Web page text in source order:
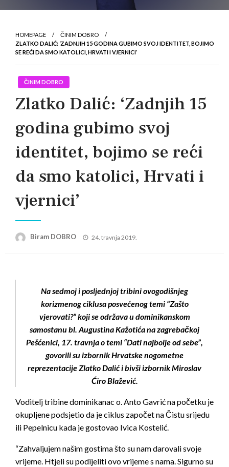
HOMEPAGE
ČINIM DOBRO
ZLATKO DALIĆ: ‘ZADNJIH 15 GODINA GUBIMO SVOJ IDENTITET, BOJIMO
SE REĆI DA SMO KATOLICI, HRVATI I VJERNICI’
ČINIM DOBRO
Zlatko Dalić: ‘Zadnjih 15
godina gubimo svoj
identitet, bojimo se reći
da smo katolici, Hrvati i
vjernici’
Biram DOBRO
Posted
24. travnja 2019.
Na sedmoj i posljednjoj tribini ovogodišnjeg
korizmenog ciklusa posvećenog temi “Zašto
vjerovati?” koji se održava u dominikanskom
samostanu bl. Augustina Kažotića na zagrebačkoj
Pešćenici, 17. travnja o temi “Dati najbolje od sebe”,
govorili su izbornik Hrvatske nogometne
reprezentacije Zlatko Dalić i bivši izbornik Miroslav
Ćiro Blažević.
Voditelj tribine dominikanac o. Anto Gavrić na početku je
okupljene podsjetio da je ciklus započet na Čistu srijedu
ili Pepelnicu kada je gostovao Ivica Kostelić.
“Zahvaljujem našim gostima što su nam darovali svoje
vrijeme. Htjeli su podijeliti ovo vrijeme s nama. Sigurno su